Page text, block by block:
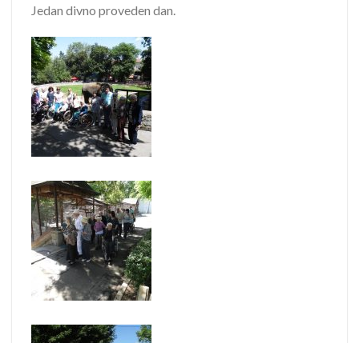
Jedan divno proveden dan.